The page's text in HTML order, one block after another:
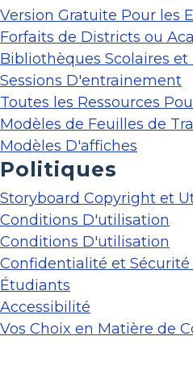
Version Gratuite Pour les
Forfaits de Districts ou
Bibliothèques Scolaires
Sessions D'entrainement
Toutes les Ressources
Modèles de Feuilles de
Modèles D'affiches
Politiques
Storyboard Copyright et
Conditions D'utilisation
Conditions D'utilisation
Confidentialité et Sécurité
Étudiants
Accessibilité
Vos Choix en Matière de